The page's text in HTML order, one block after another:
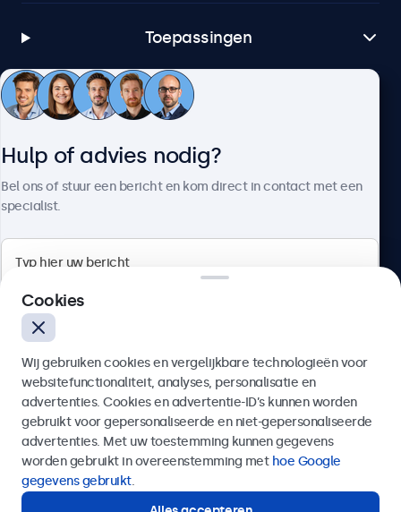
Toepassingen
Klantenservice
4.8/5 door 5000+ bedrijven
Nederlands
Hulp of advies nodig?
Bel ons of stuur een bericht en kom direct in contact met een
specialist.
Verzenden
Of bel ons op
Cookies
Wij gebruiken cookies en vergelijkbare technologieën voor
websitefunctionaliteit, analyses, personalisatie en
advertenties. Cookies en advertentie-ID’s kunnen worden
gebruikt voor gepersonaliseerde en niet-gepersonaliseerde
advertenties. Met uw toestemming kunnen gegevens
worden gebruikt in overeenstemming met hoe Google
gegevens gebruikt.